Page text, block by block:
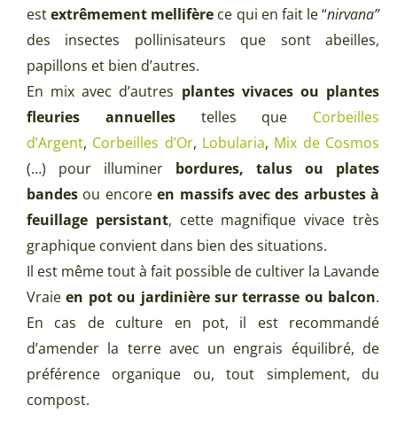
estextrêmement mellifère ce qui en fait le “nirvana”
des insectes pollinisateurs que sont abeilles,
papillons et bien d’autres.
En mix avec d’autres plantes vivaces ou plantes
fleuries annuellestelles que Corbeilles
d’Argent, Corbeilles d’Or, Lobularia, Mix de Cosmos
(…) pour illuminer bordures, talus ou plates
bandes ou encoreen massifs avec des arbustes à
feuillage persistant, cette magnifique vivace très
graphique convient dans bien des situations.
Il est même tout à fait possible de cultiver la Lavande
Vraieen pot ou jardinière sur terrasse ou balcon.
En cas de culture en pot, il est recommandé
d’amender la terre avec un engrais équilibré, de
préférence organique ou, tout simplement, du
compost.